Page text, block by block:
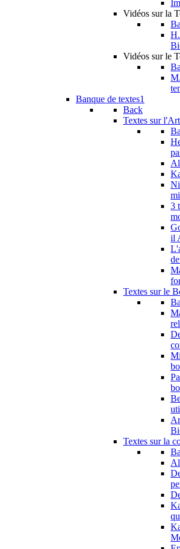
Vidéos sur la
Vidéos sur le
Banque de textes1
Back
Textes sur l'Art
3
il
Textes sur le
Textes sur la